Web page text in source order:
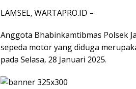
LAMSEL, WARTAPRO.ID –
Anggota Bhabinkamtibmas Polsek
sepeda motor yang diduga
pada Selasa, 28 Januari 2025.